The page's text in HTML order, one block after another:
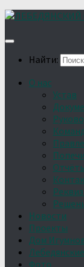
Найти:
О нас
Устав
Новости
Проекты
Дом
Фото